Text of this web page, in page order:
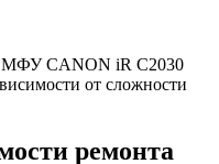
МФУ CANON iR C2030
от сложности
ремонта